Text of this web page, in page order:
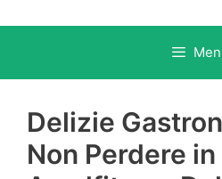
Delizie
Non Perdere